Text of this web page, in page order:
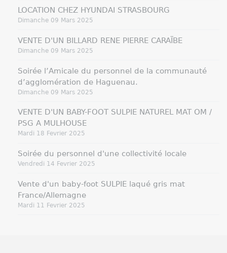
LOCATION CHEZ HYUNDAI STRASBOURG
Dimanche 09 Mars 2025
VENTE D'UN BILLARD RENE PIERRE CARAÏBE
Dimanche 09 Mars 2025
Soirée l’Amicale du personnel de la communauté
d’agglomération de Haguenau.
Dimanche 09 Mars 2025
VENTE D'UN BABY-FOOT SULPIE NATUREL MAT OM /
PSG A MULHOUSE
Mardi 18 Fevrier 2025
Soirée du personnel d'une collectivité locale
Vendredi 14 Fevrier 2025
Vente d'un baby-foot SULPIE laqué gris mat
France/Allemagne
Mardi 11 Fevrier 2025